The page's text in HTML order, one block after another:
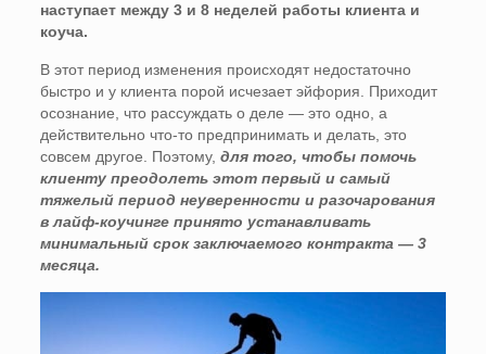
наступает между 3 и 8 неделей работы клиента и
коуча.
В этот период изменения происходят недостаточно
быстро и у клиента порой исчезает эйфория. Приходит
осознание, что рассуждать о деле — это одно, а
действительно что-то предпринимать и делать, это
совсем другое. Поэтому, для того, чтобы помочь
клиенту преодолеть этот первый и самый
тяжелый период неуверенности и разочарования
в лайф-коучинге принято устанавливать
минимальный срок заключаемого контракта — 3
месяца.